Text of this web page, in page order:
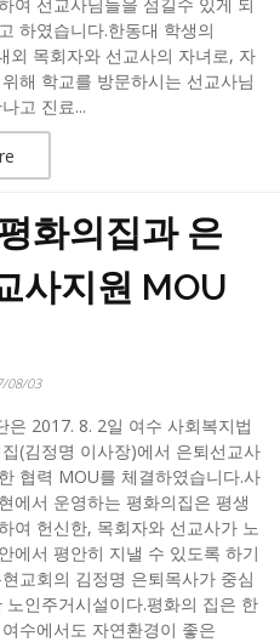
하였습니다.한동대 학생의
외 목회자와 선교사의 자녀로, 자
해 학교를 방문하시는 선교사님
고 진료...
화의집과 은
사지원 MOU
08/03
은 2017. 8. 2일 여수 사회복지법
(김정명 이사장)에서 은퇴선교사
협력 MOU를 체결하였습니다.사
에서 운영하는 평화의집은 평생
여 헌신한, 목회자와 선교사가 노
에서 평안히 지낼 수 있도록 하기
교회의 김정명 은퇴목사가 중심
노인주거시설이다.평화의 집은 한
수에서도 자연환경이 좋은